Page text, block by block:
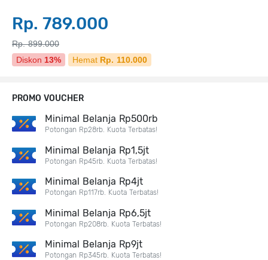
Rp. 789.000
Rp. 899.000
Diskon 13% Hemat Rp. 110.000
PROMO VOUCHER
Minimal Belanja Rp500rb
Potongan Rp28rb. Kuota Terbatas!
Minimal Belanja Rp1,5jt
Potongan Rp45rb. Kuota Terbatas!
Minimal Belanja Rp4jt
Potongan Rp117rb. Kuota Terbatas!
Minimal Belanja Rp6,5jt
Potongan Rp208rb. Kuota Terbatas!
Minimal Belanja Rp9jt
Potongan Rp345rb. Kuota Terbatas!